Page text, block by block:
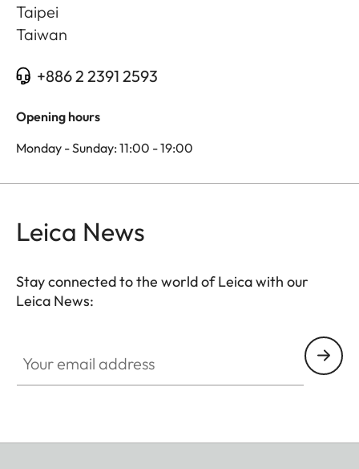
Taipei
Taiwan
+886 2 2391 2593
Opening hours
Monday - Sunday: 11:00 - 19:00
Leica News
Stay connected to the world of Leica with our
Leica News: